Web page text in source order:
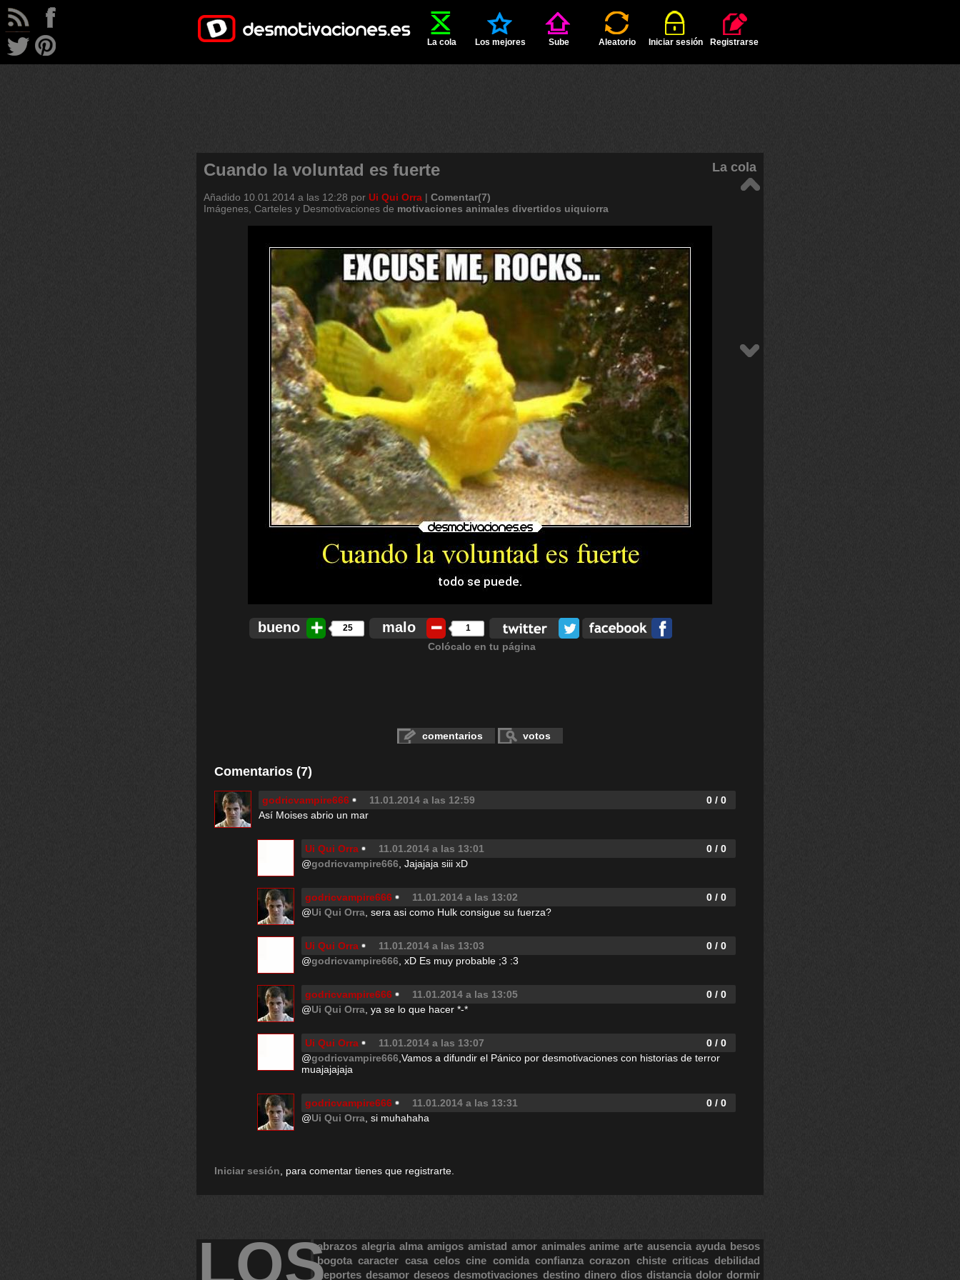
La cola Los mejores Sube Aleatorio Iniciar sesión Registrarse
Cuando la voluntad es fuerte La cola
Añadido 10.01.2014 a las 12:28 por Ui Qui Orra | Comentar(7)
Imágenes, Carteles y Desmotivaciones de motivaciones animales divertidos uiquiorra
bueno 25 malo 1
Colócalo en tu página
comentarios votos
Comentarios (7)
godricvampire666 11.01.2014 a las 12:59
0 / 0
Así Moises abrio un mar
Ui Qui Orra 11.01.2014 a las 13:01
0 / 0
@godricvampire666 , Jajajaja siii xD
godricvampire666 11.01.2014 a las 13:02
0 / 0
@Ui Qui Orra , sera asi como Hulk consigue su fuerza?
Ui Qui Orra 11.01.2014 a las 13:03
0 / 0
@godricvampire666 , xD Es muy probable ;3 :3
godricvampire666 11.01.2014 a las 13:05
0 / 0
@Ui Qui Orra , ya se lo que hacer *-*
Ui Qui Orra 11.01.2014 a las 13:07
0 / 0
@godricvampire666 ,Vamos a difundir el Pánico por desmotivaciones con historias de terror
muajajajaja
godricvampire666 11.01.2014 a las 13:31
0 / 0
@Ui Qui Orra , si muhahaha
Iniciar sesión , para comentar tienes que registrarte.
LOSabrazos alegria alma amigos amistad amor animales anime arte ausencia ayuda besos
bogota caracter casa celos cine comida confianza corazon chiste criticas debilidad
deportes desamor deseos desmotivaciones destino dinero dios distancia dolor dormir